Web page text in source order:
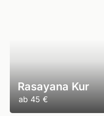
Rasayana Kur
ab 45 €